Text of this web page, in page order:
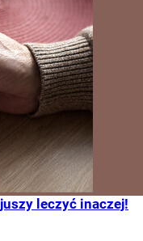
leczyć inaczej!